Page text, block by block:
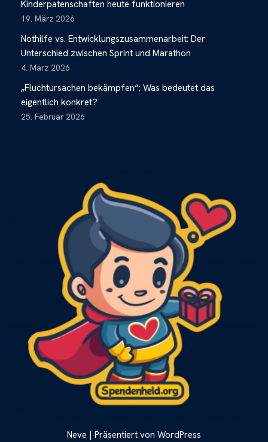
Kinderpatenschaften heute funktionieren
19. März 2026
Nothilfe vs. Entwicklungszusammenarbeit: Der
Unterschied zwischen Sprint und Marathon
4. März 2026
„Fluchtursachen bekämpfen“: Was bedeutet das
eigentlich konkret?
25. Februar 2026
Neve | Präsentiert von WordPress